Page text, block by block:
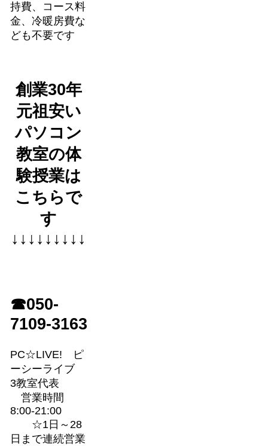
持費、コース料
金、冷暖房費な
ども不要です
創業30年
元祖安い
パソコン
教室の体
験授業は
こちらで
す
↓↓↓↓↓↓↓↓↓
☎050-
7109-3163
PC☆LIVE! ピ
ーシーライブ
3教室代表
営業時間
8:00-21:00
☆1日～28
日まで連続営業